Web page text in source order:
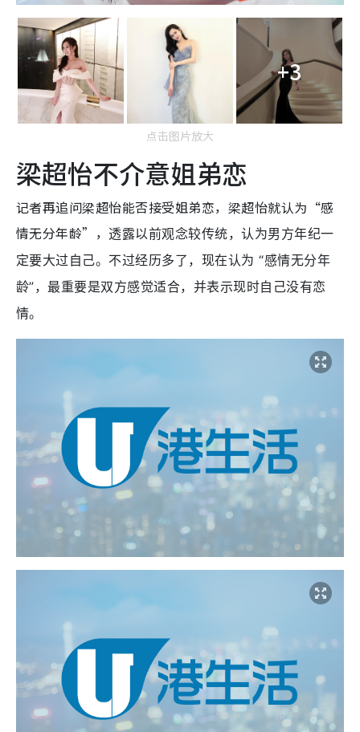
+3
点击图片放大
梁超怡不介意姐弟恋
记者再追问梁超怡能否接受姐弟恋，梁超怡就认为“感
情无分年龄”，透露以前观念较传统，认为男方年纪一
定要大过自己。不过经历多了，现在认为 “感情无分年
龄”，最重要是双方感觉适合，并表示现时自己没有恋
情。